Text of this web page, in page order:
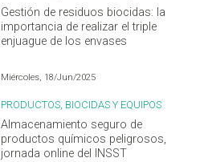
Gestión de residuos biocidas: la
importancia de realizar el triple
enjuague de los envases
Miércoles, 18/Jun/2025
PRODUCTOS, BIOCIDAS Y EQUIPOS
Almacenamiento seguro de
productos químicos peligrosos,
jornada online del INSST